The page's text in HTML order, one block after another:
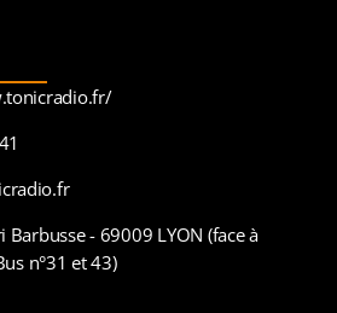
Barbusse - 69009 LYON (face à
n°31 et 43)